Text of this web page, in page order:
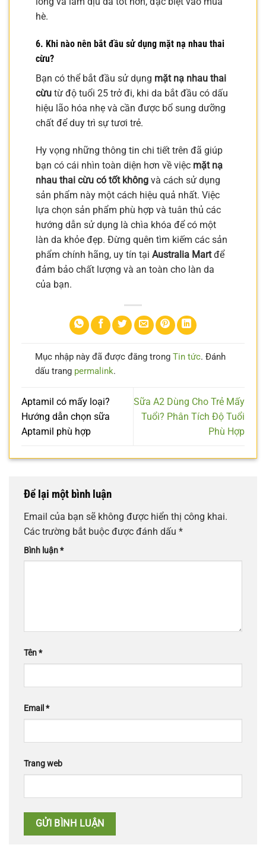
hè.
6. Khi nào nên bắt đầu sử dụng mặt nạ nhau thai
cừu?
Bạn có thể bắt đầu sử dụng mặt nạ nhau thai
cừu từ độ tuổi 25 trở đi, khi da bắt đầu có dấu
hiệu lão hóa nhẹ và cần được bổ sung dưỡng
chất để duy trì sự tươi trẻ.
Hy vọng những thông tin chi tiết trên đã giúp
bạn có cái nhìn toàn diện hơn về việc mặt nạ
nhau thai cừu có tốt không và cách sử dụng
sản phẩm này một cách hiệu quả nhất. Việc
lựa chọn sản phẩm phù hợp và tuân thủ các
hướng dẫn sử dụng là chìa khóa để có một
làn da khỏe đẹp. Đừng quên tìm kiếm các sản
phẩm chính hãng, uy tín tại Australia Martđể
đảm bảo chất lượng và an toàn cho làn da
của bạn.
Mục nhập này đã được đăng trong Tin tức. Đánh
dấu trang permalink.
Aptamil có mấy loại?
Hướng dẫn chọn sữa
Aptamil phù hợp
Sữa A2 Dùng Cho Trẻ Mấy
Tuổi? Phân Tích Độ Tuổi
Phù Hợp
Để lại một bình luận
Email của bạn sẽ không được hiển thị công khai.
Các trường bắt buộc được đánh dấu *
Bình luận*
Tên*
Email *
Trang web